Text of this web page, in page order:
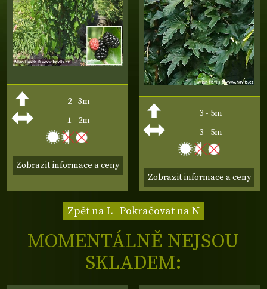
2 - 3m
1 - 2m
Zobrazit informace a ceny
3 - 5m
3 - 5m
Zobrazit informace a ceny
Zpět na L Pokračovat na N
MOMENTÁLNĚ NEJSOU
SKLADEM: